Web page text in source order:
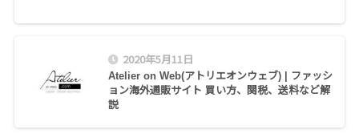
2020年5月11日
Atelier on Web(アトリエオンウェブ) | ファッシ
ョン海外通販サイト 買い方、関税、送料など解
説